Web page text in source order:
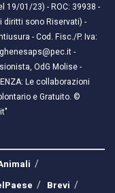
19/01/23) - ROC: 39938 -
sono Riservati) -
- Cod. Fisc./P. Iva:
-
OdG Molise -
Le collaborazioni
e Gratuito. ©
Brevi